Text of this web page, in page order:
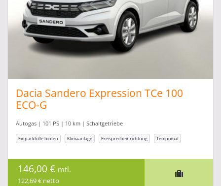
Dacia Sandero Expression TCe 100
ECO-G
Autogas | 101 PS | 10 km | Schaltgetriebe
Einparkhilfe hinten Klimaanlage Freisprecheinrichtung Tempomat
146,00 € mtl.
122,69 € netto